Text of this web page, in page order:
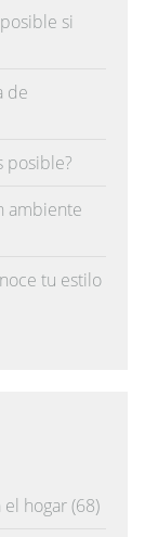
si
de
posible?
ambiente
tu estilo
hogar(68)